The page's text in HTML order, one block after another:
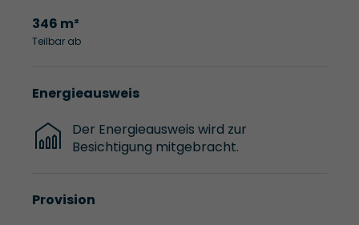
346 m²
Teilbar ab
Energieausweis
Der Energieausweis wird zur
Besichtigung mitgebracht.
Provision